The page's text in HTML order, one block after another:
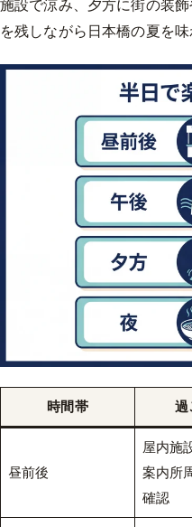
施設で涼み、夕方に街の装
を残しながら日本橋の夏を味
時間帯 過
昼前後
屋内施
案内所
確認